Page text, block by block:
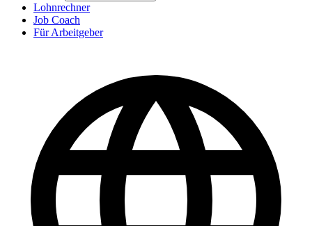
Lohnrechner
Job Coach
Für Arbeitgeber